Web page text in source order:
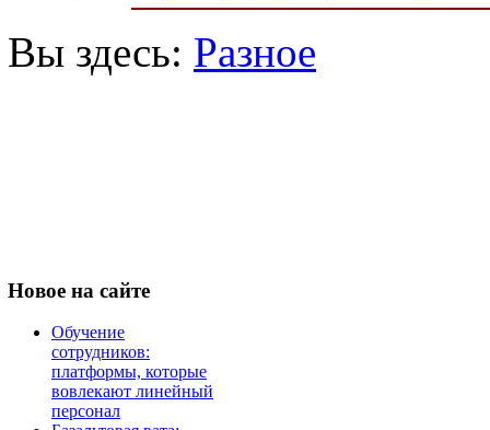
Вы здесь: Разное
Новое на сайте
Обучение
сотрудников:
платформы, которые
вовлекают линейный
персонал